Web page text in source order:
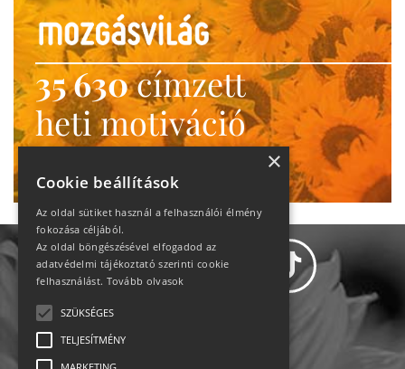
35 630címzett
heti motiváció
Ne maradj le!
×
Cookie beállítások
Az oldal sütiket használ a felhasználói élmény
fokozása céljából.
Az oldal böngészésével elfogadod az
adatvédelmi tájékoztató szerinti cookie
felhasználást. Tovább olvasok
SZÜKSÉGES
TELJESÍTMÉNY